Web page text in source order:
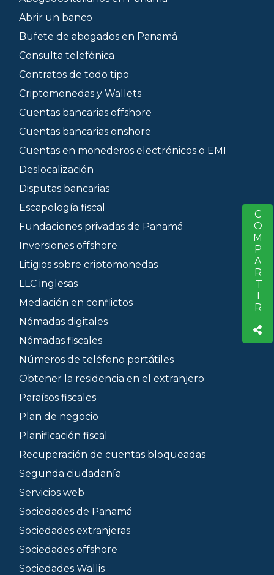
COMPARTIR
Abrir un banco
Bufete de abogados en Panamá
Consulta telefónica
Contratos de todo tipo
Criptomonedas y Wallets
Cuentas bancarias offshore
Cuentas bancarias onshore
Cuentas en monederos electrónicos o EMI
Deslocalización
Disputas bancarias
Escapología fiscal
Fundaciones privadas de Panamá
Inversiones offshore
Litigios sobre criptomonedas
LLC inglesas
Mediación en conflictos
Nómadas digitales
Nómadas fiscales
Números de teléfono portátiles
Obtener la residencia en el extranjero
Paraísos fiscales
Plan de negocio
Planificación fiscal
Recuperación de cuentas bloqueadas
Segunda ciudadanía
Servicios web
Sociedades de Panamá
Sociedades extranjeras
Sociedades offshore
Sociedades Wallis